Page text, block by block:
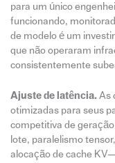
para um único
funcionando,
de modelo é um
que não operaram
consistentemente
Ajuste de latência. As
otimizadas para seus
competitiva de
lote, paralelismo
alocação de cache